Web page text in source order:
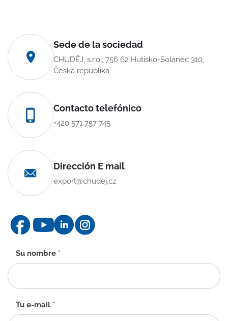
Sede de la sociedad
CHUDĚJ, s.r.o., 756 62 Hutisko-Solanec 310,
Česká republika
Contacto telefónico
+420 571 757 745
Dirección E mail
export@chudej.cz
Formulario
de
contacto
-
Su nombre *
Tu e-mail *